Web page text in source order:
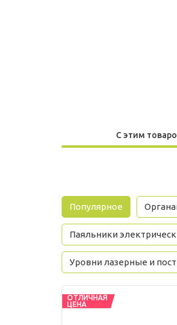
С этим
Популярное
Паяльники
Уровни лазерные и
ОТЛИЧНАЯ
ЦЕНА